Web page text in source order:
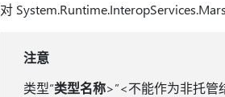
对
注意
类型“类型名称>”<不能作为非托管